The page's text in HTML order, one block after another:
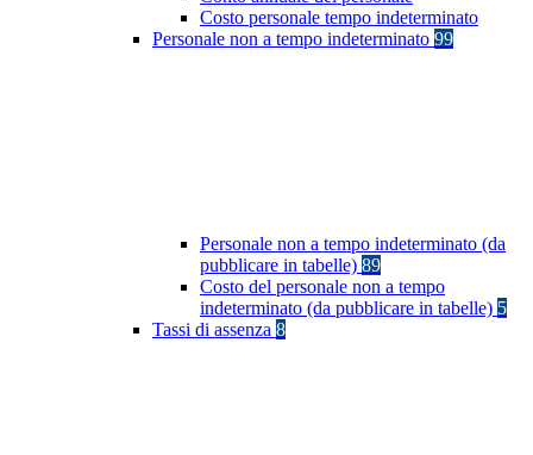
Costo personale tempo indeterminato
Personale non a tempo indeterminato 99
Personale non a tempo indeterminato (da
pubblicare in tabelle) 89
Costo del personale non a tempo
indeterminato (da pubblicare in tabelle) 5
Tassi di assenza 8